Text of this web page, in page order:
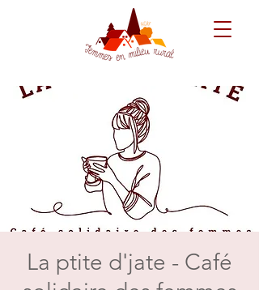
La ptite d'jate - Café